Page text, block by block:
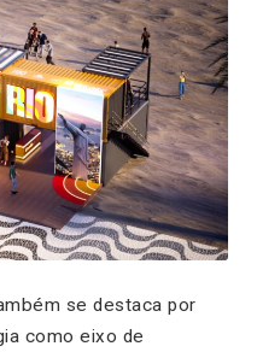
se destaca por
como eixo de